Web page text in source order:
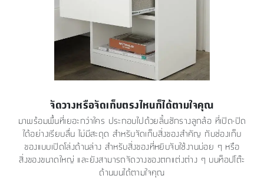
จัดวางหรือจัดเก็บตรงไหนก็ได้ตามใจคุณ
มาพร้อมพื้นที่เยอะกว่าใคร ประกอบไปด้วยลิ้นชักรางลูกล้อ ที่เปิด-ปิด
ได้อย่างเรียบลื่น ไม่มีสะดุด สำหรับจัดเก็บสิ่งของสำคัญ กับช่องเก็บ
ของแบบเปิดโล่งด้านล่าง สำหรับสิ่งของที่หยิบจับใช้งานบ่อย ๆ หรือ
สิ่งของขนาดใหญ่ และยังสามารถจัดวางของตกแต่งต่าง ๆ บนท็อปโต๊ะ
ด้านบนได้ตามใจคุณ